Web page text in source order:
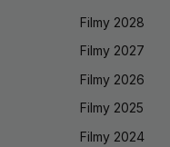
Filmy 2028
Filmy 2027
Filmy 2026
Filmy 2025
Filmy 2024